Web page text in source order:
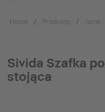
Home Produkty Serie
Sivida Szafka
stojąca